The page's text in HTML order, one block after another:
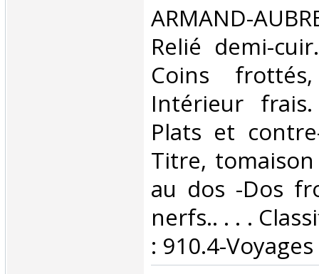
‎ARMAND-
Relié demi-
Coins
Intérieur
Plats et
Titre,
au dos -Dos
nerfs.. . . .
: 910.4-Voyages‎